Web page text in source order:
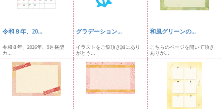
令和８年、20...
令和８年、2026年、9月横型
カ...
グラデーション...
イラストをご覧頂き誠にあり
がとう...
和風グリーンの...
こちらのページを開いて頂き
ありが...